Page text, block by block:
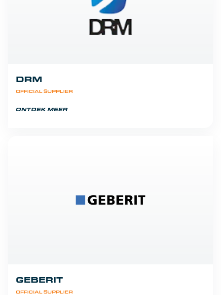
OFFICIAL SUPPLIER
DRM
ONTDEK MEER
OFFICIAL SUPPLIER
GEBERIT